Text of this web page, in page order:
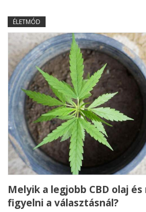
ÉLETMÓD
Melyik a legjobb CBD olaj
figyelni a választásnál?